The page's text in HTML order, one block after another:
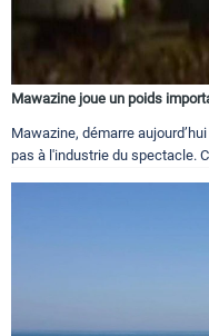
Mawazine joue un poids
Mawazine, démarre
pas à l'industrie du spectacle.